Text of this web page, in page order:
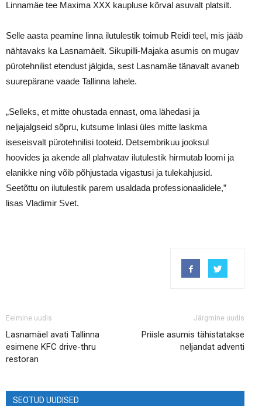
Linnamäe tee Maxima XXX kaupluse kõrval asuvalt platsilt.
Selle aasta peamine linna ilutulestik toimub Reidi teel, mis jääb
nähtavaks ka Lasnamäelt. Sikupilli-Majaka asumis on mugav
pürotehnilist etendust jälgida, sest Lasnamäe tänavalt avaneb
suurepärane vaade Tallinna lahele.
„Selleks, et mitte ohustada ennast, oma lähedasi ja
neljajalgseid sõpru, kutsume linlasi üles mitte laskma
iseseisvalt pürotehnilisi tooteid. Detsembrikuu jooksul
hoovides ja akende all plahvatav ilutulestik hirmutab loomi ja
elanikke ning võib põhjustada vigastusi ja tulekahjusid.
Seetõttu on ilutulestik parem usaldada professionaalidele,”
lisas Vladimir Svet.
Eelmine uudis
Lasnamäel avati Tallinna
esimene KFC drive-thru
restoran
Järgmine uudis
Priisle asumis tähistatakse
neljandat adventi
SEOTUD UUDISED